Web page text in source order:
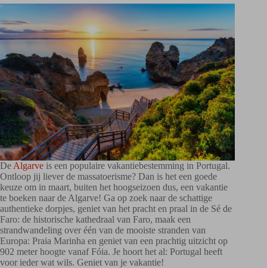
De Algarve is een populaire vakantiebestemming in Portugal.
Ontloop jij liever de massatoerisme? Dan is het een goede
keuze om in maart, buiten het hoogseizoen dus, een vakantie
te boeken naar de Algarve! Ga op zoek naar de schattige
authentieke dorpjes, geniet van het pracht en praal in de Sé de
Faro: de historische kathedraal van Faro, maak een
strandwandeling over één van de mooiste stranden van
Europa: Praia Marinha en geniet van een prachtig uitzicht op
902 meter hoogte vanaf Fóia. Je hoort het al: Portugal heeft
voor ieder wat wils. Geniet van je vakantie!